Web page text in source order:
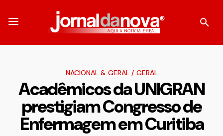
NACIONAL & GERAL/ GERAL
Acadêmicos da UNIGRAN
prestigiam Congresso de
Enfermagem em Curitiba